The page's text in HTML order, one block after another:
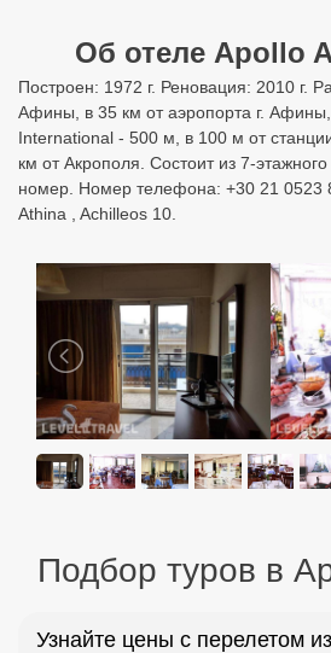
Об отеле Apollo
Построен: 1972 г. Реновация: 2010 г.
Афины, в 35 км от аэропорта г.
International - 500 м, в 100 м от
км от Акрополя. Состоит из 7-
номер. Номер телефона: +30 21 0523
Athina , Achilleos 10.
Подбор туров в
Узнайте цены с перелетом